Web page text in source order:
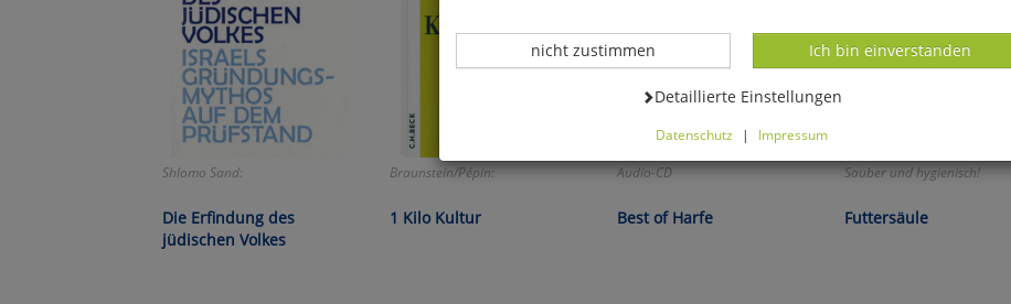
Shlomo Sand:
Die Erfindung des
jüdischen Volkes
Braunstein/Pépin:
1 Kilo Kultur
Audio-CD
Best of Harfe
Sauber und hygienisch!
Futtersäule
Datenverarbeitung -
Ich bin einverstanden
Datenverarbeitung -
nicht zustimmen
Datenverarbeitung -
Detaillierte Einstellungen
Datenschutz | Impressum
Cookies ablehnen, wird Ihr Besuch nur mit zwingend notwendigen Cookies
nicht mehr alle Funktionalitäten der Seite zur Verfügung stehen.